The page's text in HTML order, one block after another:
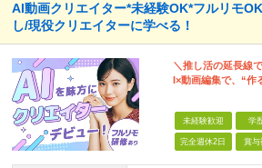
AI動画クリエイター*未経験OK*フルリモ
し/現役クリエイターに学べる！
＼推し活の延長線
I×動画編集で、“作
未経験歓迎 学
完全週休2日 賞与